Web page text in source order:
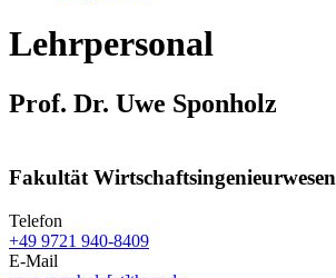
Lehrpersonal
Prof. Dr. Uwe Sponholz
Fakultät Wirtschaftsingenieurwesen
Telefon
+49 9721 940-8409
E-Mail